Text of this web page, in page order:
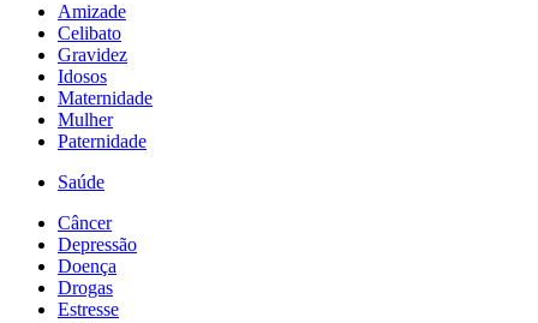
Amizade
Celibato
Gravidez
Idosos
Maternidade
Mulher
Paternidade
Saúde
Câncer
Depressão
Doença
Drogas
Estresse